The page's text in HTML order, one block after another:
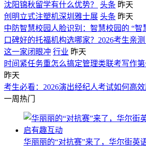
沈阳锦秋留学有什么优势？
头条 昨天
创明立式注塑机深圳雅士展 头条 昨天
中防智慧校园人脸识别：智慧校园的 “智
口碑好的托福机构选哪家？2026考生亲
这一家闭眼冲 行业 昨天
时间紧任务重怎么搞定管理类联考写作
昨天
考生必看：2026演出经纪人考试如何高效
一周热门
华丽丽的“对抗赛”来了，华尔街英